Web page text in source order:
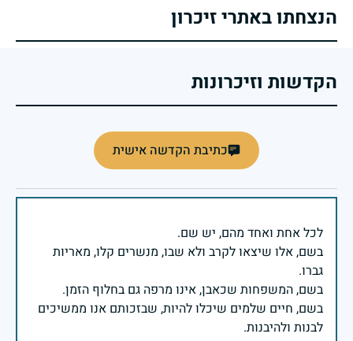
הנצחתו באתרי זיכרון
הקדשות וזיכרונות
כתיבת הקדשה אישית
בשם, אלו שיצאו לקרב ולא שבו, מנשרים קלו, מאריות
בשם, חיים שלמים שיכלו להיות, שבזכותם אנו ממשיכים